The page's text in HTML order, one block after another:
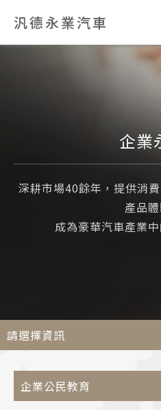
企業
深耕市場40餘年，提供消
產品體
成為豪華汽車產業
請選擇資訊
企業公民教育
汎德永業汽車